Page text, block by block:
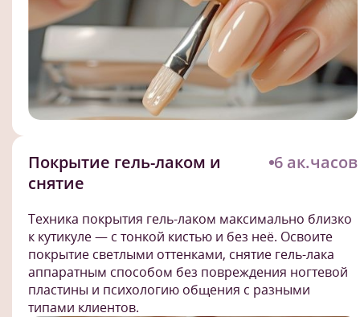
Покрытие гель-лаком и
снятие
6 ак.часов
Техника покрытия гель-лаком максимально близко
к кутикуле — с тонкой кистью и без неё. Освоите
покрытие светлыми оттенками, снятие гель-лака
аппаратным способом без повреждения ногтевой
пластины и психологию общения с разными
типами клиентов.